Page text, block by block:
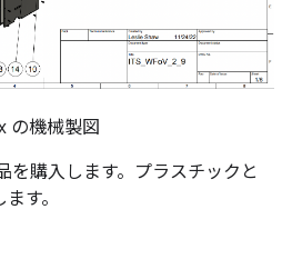
の機械製図
を購入します。プラスチックと
す。